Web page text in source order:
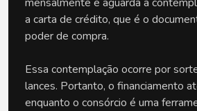
a carta de crédito, que é o
poder de compra.
Essa contemplação ocorre por
lances. Portanto, o financiamento
enquanto o consórcio é uma